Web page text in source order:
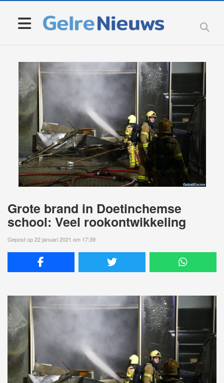
Grote brand in Doetinchemse
school: Veel rookontwikkeling
Gepost op 22 januari 2021 om 17:39